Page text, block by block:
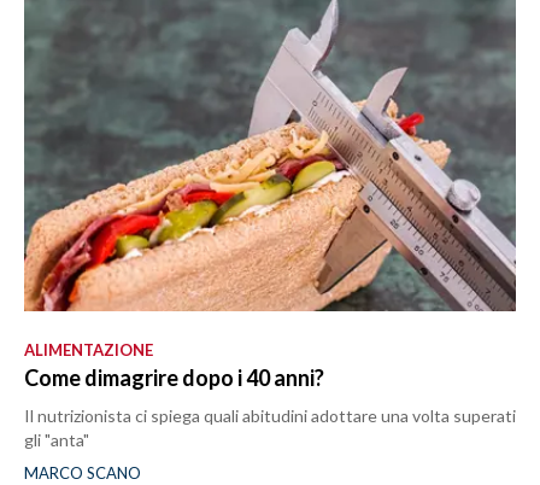
ALIMENTAZIONE
Come dimagrire dopo i 40 anni?
Il nutrizionista ci spiega quali abitudini adottare una volta superati
gli "anta"
MARCO SCANO